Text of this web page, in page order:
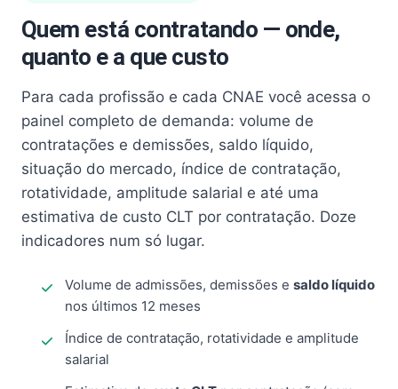
Quem está contratando — onde,
quanto e a que custo
Para cada profissão e cada CNAE você acessa o
painel completo de demanda: volume de
contratações e demissões, saldo líquido,
situação do mercado, índice de contratação,
rotatividade, amplitude salarial e até uma
estimativa de custo CLT por contratação. Doze
indicadores num só lugar.
Volume de admissões, demissões e saldo líquido
nos últimos 12 meses
Índice de contratação, rotatividade e amplitude
salarial